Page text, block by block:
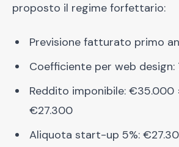
proposto il regime forfettario:
Previsione fatturato primo
Coefficiente per web design:
Reddito imponibile: €35.000
€27.300
Aliquota start-up 5%: